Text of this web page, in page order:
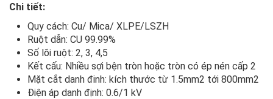
Chi tiết:
Quy cách: Cu/ Mica/ XLPE/LSZH
Ruột dẫn: CU 99.99%
Số lõi ruột: 2, 3, 4,5
Kết cấu: Nhiều sợi bện tròn hoặc tròn có ép nén cấp 2
Mặt cắt danh đinh: kích thước từ 1.5mm2 tới 800mm2
Điện áp danh định: 0.6/1 kV